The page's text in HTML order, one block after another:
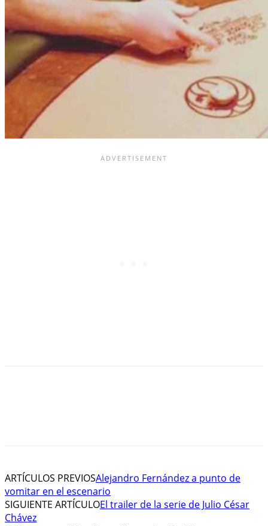
ARTÍCULOS PREVIOSAlejandro Fernández a punto de
vomitar en el escenario
SIGUIENTE ARTÍCULOEl trailer de la serie de Julio César
Chávez